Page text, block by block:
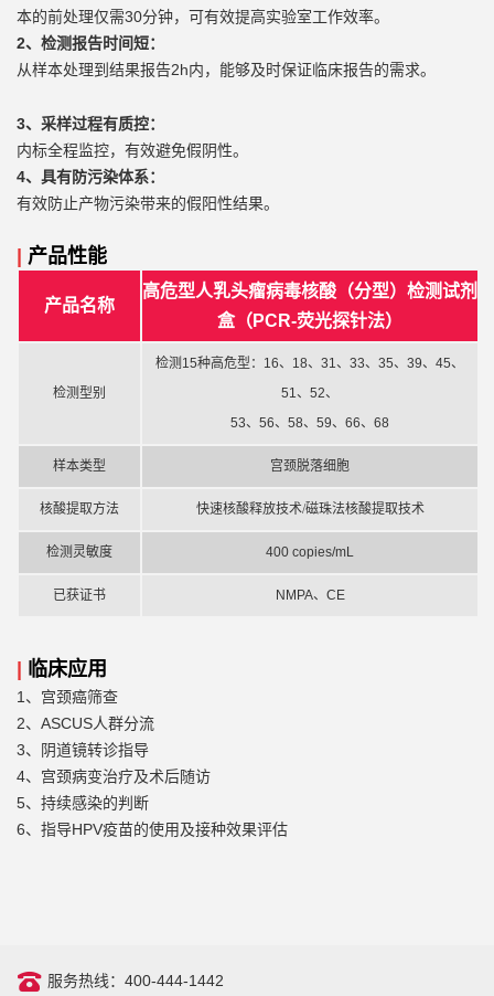
本的前处理仅需30分钟，可有效提高实验室工作效率。
2、检测报告时间短：
从样本处理到结果报告2h内，能够及时保证临床报告的需求。
3、采样过程有质控：
内标全程监控，有效避免假阴性。
4、 具有防污染体系：
有效防止产物污染带来的假阳性结果。
产品性能
产品名称
高危型人乳头瘤病毒核酸（分型）检测试剂
盒（ PCR-荧光探针法）
检测型别
检测 15种高危型：16、18、31、33、35、39、45、
51、52、
53、56、58、59、66、68
样本类型 宫颈脱落细胞
核酸提取方法 快速核酸释放技术/磁珠法核酸提取技术
检测灵敏度 400 copies/mL
已获证书 NMPA、CE
临床应用
1、宫颈癌筛查
2、ASCUS人群分流
3、阴道镜转诊指导
4、宫颈病变治疗及术后随访
5、持续感染的判断
6、指导HPV疫苗的使用及接种效果评估
服务热线：400-444-1442